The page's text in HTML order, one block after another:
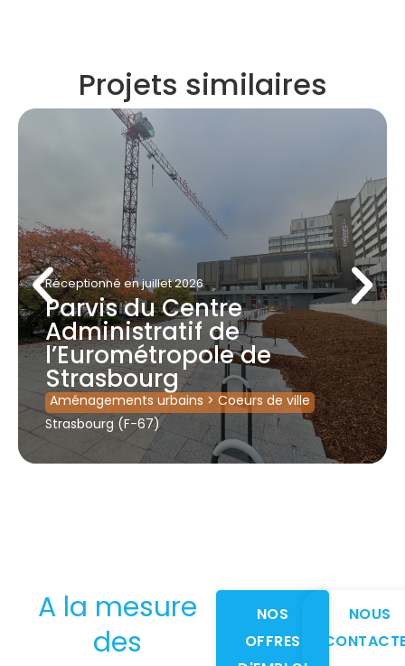
Projets similaires
Réceptionné en juillet 2026
Parvis du Centre
Administratif de
l’Eurométropole de
Strasbourg
Aménagements urbains > Coeurs de ville
Strasbourg (F-67)
A la mesure
des
NOS
OFFRES
NOUS